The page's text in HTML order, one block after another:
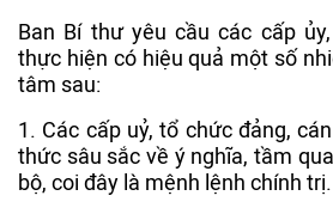
Ban Bí thư yêu cầu các cấp
thực hiện có hiệu quả một số
tâm sau:
1. Các cấp uỷ, tổ chức đảng,
thức sâu sắc về ý nghĩa, tầm
bộ, coi đây là mệnh lệnh chính trị.